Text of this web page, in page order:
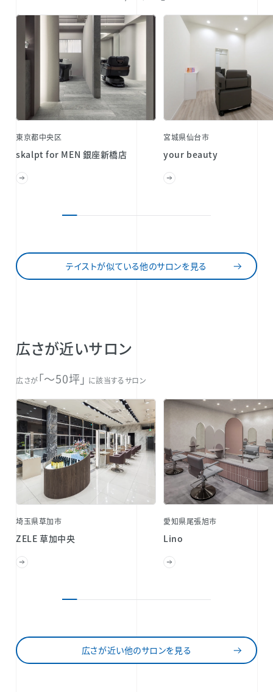
東京都中央区
skalpt for MEN 銀座新橋店
宮城県仙台市
your beauty
テイストが似ている他のサロンを見る
広さが近いサロン
広さが「〜50坪」 に該当するサロン
埼玉県草加市
ZELE 草加中央
愛知県尾張旭市
Lino
広さが近い他のサロンを見る